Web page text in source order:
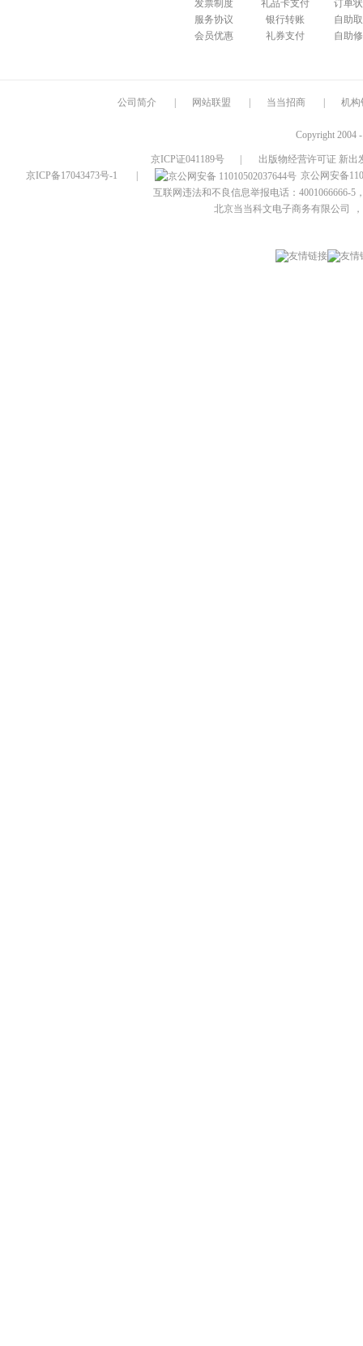
发票制度
服务协议
会员优惠
礼品卡支付
银行转账
礼券支付
订单
自助
自助
公司简介 网站联盟 当当招商 机构
Copyright 2004
京ICP证041189号
出版物经营许可证 新出
京ICP备17043473号-1
京公网安备
互联网违法和不良信息举报电话：4001066666-5
北京当当科文电子商务有限公司